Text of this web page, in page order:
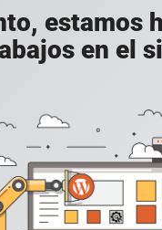
estamos
en el